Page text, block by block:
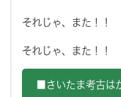
それじゃ、また！！
それじゃ、また！！
■さいたま考古は